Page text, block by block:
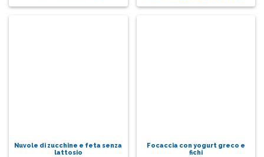
Nuvole di zucchine e feta senza
lattosio
Focaccia con yogurt greco e
fichi